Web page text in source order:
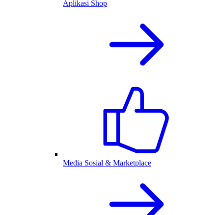
Aplikasi Shop
Media Sosial & Marketplace